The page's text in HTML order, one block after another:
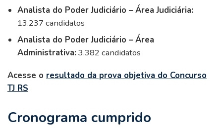
Analista do Poder Judiciário – Área Judiciária:
13.237 candidatos
Analista do Poder Judiciário – Área
Administrativa: 3.382 candidatos
Acesse o resultado da prova objetiva do Concurso
TJ RS
Cronograma cumprido